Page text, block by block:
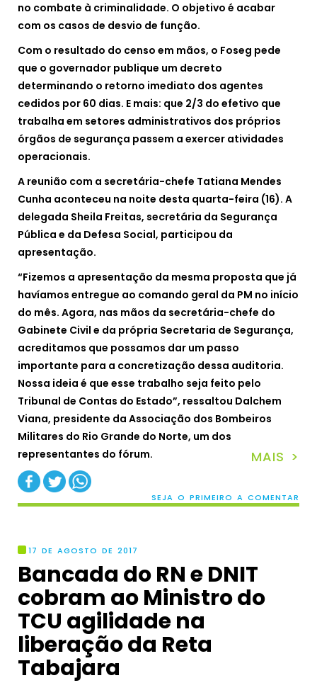
no combate à criminalidade. O objetivo é acabar
com os casos de desvio de função.
Com o resultado do censo em mãos, o Foseg pede
que o governador publique um decreto
determinando o retorno imediato dos agentes
cedidos por 60 dias. E mais: que 2/3 do efetivo que
trabalha em setores administrativos dos próprios
órgãos de segurança passem a exercer atividades
operacionais.
A reunião com a secretária-chefe Tatiana Mendes
Cunha aconteceu na noite desta quarta-feira (16). A
delegada Sheila Freitas, secretária da Segurança
Pública e da Defesa Social, participou da
apresentação.
“Fizemos a apresentação da mesma proposta que já
havíamos entregue ao comando geral da PM no início
do mês. Agora, nas mãos da secretária-chefe do
Gabinete Civil e da própria Secretaria de Segurança,
acreditamos que possamos dar um passo
importante para a concretização dessa auditoria.
Nossa ideia é que esse trabalho seja feito pelo
Tribunal de Contas do Estado”, ressaltou Dalchem
Viana, presidente da Associação dos Bombeiros
Militares do Rio Grande do Norte, um dos
representantes do fórum.
MAIS >
SEJA O PRIMEIRO A COMENTAR
17 DE AGOSTO DE 2017
Bancada do RN e DNIT
cobram ao Ministro do
TCU agilidade na
liberação da Reta
Tabajara